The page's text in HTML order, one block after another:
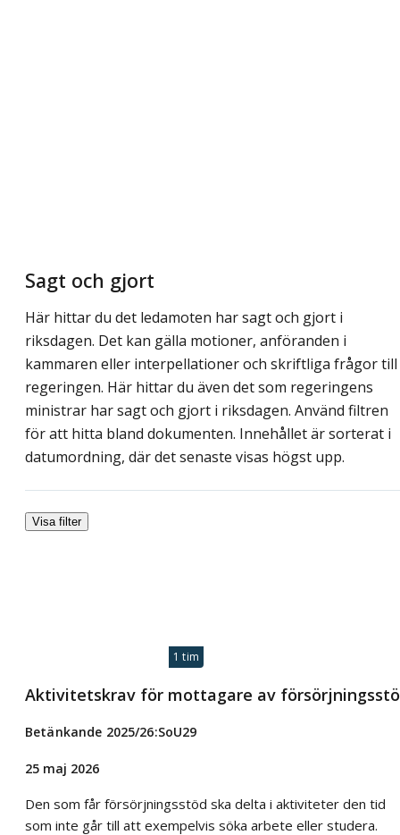
Sagt och gjort
Här hittar du det ledamoten har sagt och gjort i
riksdagen. Det kan gälla motioner, anföranden i
kammaren eller interpellationer och skriftliga frågor till
regeringen. Här hittar du även det som regeringens
ministrar har sagt och gjort i riksdagen. Använd filtren
för att hitta bland dokumenten. Innehållet är sorterat i
datumordning, där det senaste visas högst upp.
Visa filter
1 tim
Aktivitetskrav för mottagare av
Betänkande 2025/26:SoU29
25 maj 2026
Den som får försörjningsstöd ska delta i aktiviteter den tid
som inte går till att exempelvis söka arbete eller studera.